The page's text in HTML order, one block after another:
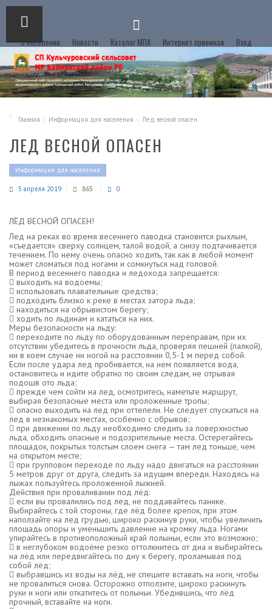
О поселении Новости Каталог МПА Интернет приемная Вход
Главная Информация для населения Лед весной опасен
ЛЕД ВЕСНОЙ ОПАСЕН
Информация для населения
5 апреля 2019 865 0
ЛЁД ВЕСНОЙ ОПАСЕН!
Лед на реках во время весеннего паводка становится рыхлым,
«съедается» сверху солнцем, талой водой, а снизу подтачивается
течением. По нему очень опасно ходить, так как в любой момент
может сломаться под ногами и сомкнуться над головой.
В период весеннего паводка и ледохода запрещается:
 выходить на водоемы;
 использовать плавательные средства;
 подходить близко к реке в местах затора льда;
 находиться на обрывистом берегу;
 ходить по льдинам и кататься на них.
Меры безопасности на льду:
 переходите по льду по оборудованным переправам, при их
отсутствии убедитесь в прочности льда, проверяя пешней (палкой),
ни в коем случае ни ногой на расстоянии 0,5-1 м перед собой.
Если после удара лед пробивается, на нем появляется вода,
остановитесь и идите обратно по своим следам, не отрывая
подошв ото льда;
 прежде чем сойти на лед, осмотритесь, наметьте маршрут,
выбирая безопасные места или проложенные тропы;
 опасно выходить на лед при оттепели. Не следует спускаться на
лед в незнакомых местах, особенно с обрывов;
 при движении по льду необходимо следить за поверхностью
льда, обходить опасные и подозрительные места. Остерегайтесь
площадок, покрытых толстым слоем снега — там лед тоньше, чем
на открытом месте;
 при групповом переходе по льду надо двигаться на расстоянии
5 метров друг от друга, следить за идущим впереди. Находясь на
лыжах пользуйтесь проложенной лыжней.
Действия при проваливании под лёд:
 если вы провалились под лед, не поддавайтесь панике.
Выбирайтесь с той стороны, где лёд более крепок, при этом
наползайте на лед грудью, широко раскинув руки, чтобы увеличить
площадь опоры и уменьшить давление на кромку льда. Ногами
упирайтесь в противоположный край полыньи, если это возможно;
 в неглубоком водоёме резко оттолкнитесь от дна и выбирайтесь
на лёд или передвигайтесь по дну к берегу, проламывая под
собой лёд;
 выбравшись из воды на лёд, не спешите вставать на ноги, чтобы
не провалиться снова. Осторожно отползите, широко раскинуть
руки и ноги или откатитесь от полыньи. Убедившись, что лёд
прочный, вставайте на ноги.